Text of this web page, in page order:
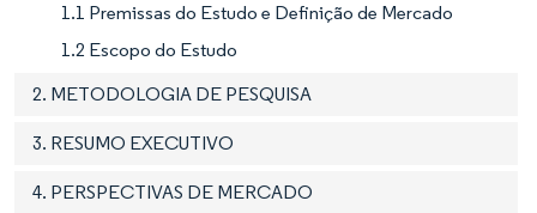
1.1 Premissas do Estudo e Definição de Mercado
1.2 Escopo do Estudo
2. METODOLOGIA DE PESQUISA
3. RESUMO EXECUTIVO
4. PERSPECTIVAS DE MERCADO